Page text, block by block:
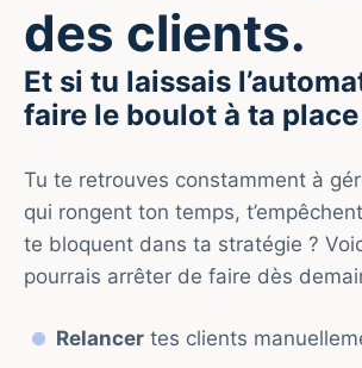
des clients.
Et si tu laissais
faire le boulot à ta place
Tu te retrouves constamment à
qui rongent ton temps,
te bloquent dans ta stratégie ?
pourrais arrêter de faire dès
Relancer tes clients